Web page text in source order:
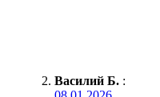
Василий Б. :